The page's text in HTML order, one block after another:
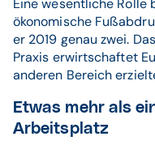
Eine wesentliche
ökonomische
er 2019 genau zwei.
Praxis erwirtschaftet
anderen Bereich
Etwas mehr als
Arbeitsplatz